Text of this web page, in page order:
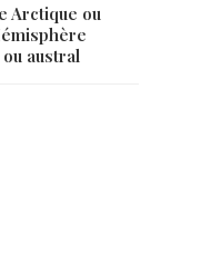
Arctique ou
austral